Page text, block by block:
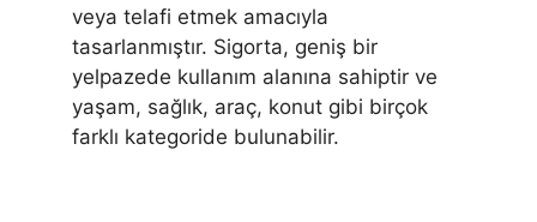
veya telafi etmek amacıyla
tasarlanmıştır. Sigorta, geniş bir
yelpazede kullanım alanına sahiptir ve
yaşam, sağlık, araç, konut gibi birçok
farklı kategoride bulunabilir.